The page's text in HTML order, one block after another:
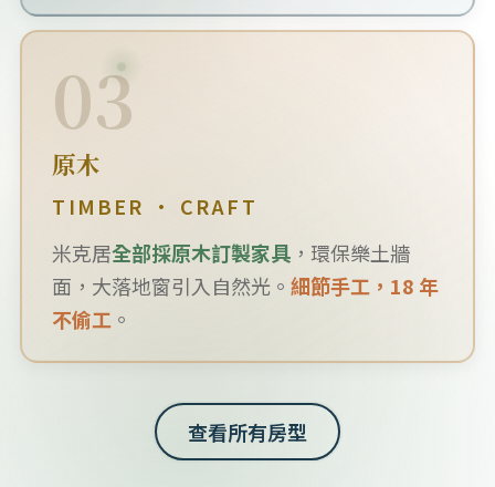
03
原木
TIMBER · CRAFT
米克居全部採原木訂製家具 ，環保樂土牆
面，大落地窗引入自然光。細節手工，18 年
不偷工 。
查看所有房型